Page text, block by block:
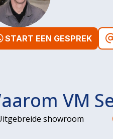
START EEN GESPREK
VM
showroom